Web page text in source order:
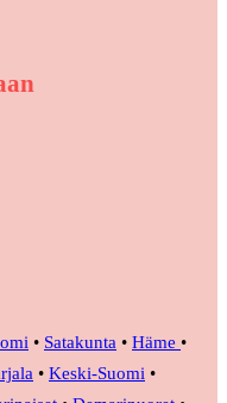
• Satakunta • Häme •
• Keski-Suomi •